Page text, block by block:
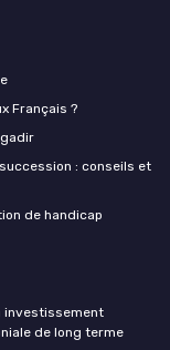
Français ?
: conseils et
de handicap
investissement
de long terme